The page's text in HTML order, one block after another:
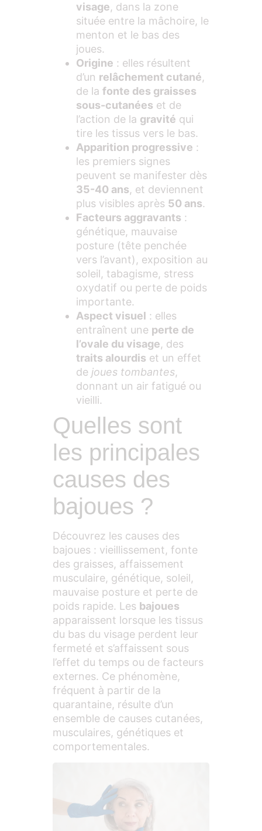
visage, dans la zone
située entre la mâchoire, le
menton et le bas des
joues.
Origine : elles résultent
d’un relâchement cutané,
de la fonte des graisses
sous-cutanées et de
l’action de la gravité qui
tire les tissus vers le bas.
Apparition progressive :
les premiers signes
peuvent se manifester dès
35-40 ans, et deviennent
plus visibles après 50 ans.
Facteurs aggravants :
génétique, mauvaise
posture (tête penchée
vers l’avant), exposition au
soleil, tabagisme, stress
oxydatif ou perte de poids
importante.
Aspect visuel : elles
entraînent une perte de
l’ovale du visage, des
traits alourdis et un effet
de joues tombantes,
donnant un air fatigué ou
vieilli.
Quelles sont
les principales
causes des
bajoues ?
Découvrez les causes des
bajoues : vieillissement, fonte
des graisses, affaissement
musculaire, génétique, soleil,
mauvaise posture et perte de
poids rapide. Les bajoues
apparaissent lorsque les tissus
du bas du visage perdent leur
fermeté et s’affaissent sous
l’effet du temps ou de facteurs
externes. Ce phénomène,
fréquent à partir de la
quarantaine, résulte d’un
ensemble de causes cutanées,
musculaires, génétiques et
comportementales.